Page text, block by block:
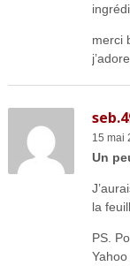
merci
j’adore
15 mai
Un
la
PS.